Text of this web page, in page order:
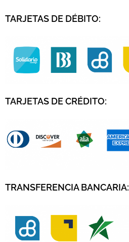
TARJETAS DE DÉBITO:
TARJETAS DE CRÉDITO:
TRANSFERENCIA BANCARIA: